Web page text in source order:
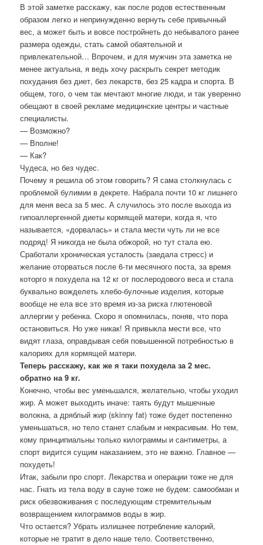
В этой заметке расскажу, как после родов естественным
образом легко и непринужденно вернуть себе привычный
вес, а может быть и вовсе постройнеть до небывалого ранее
размера одежды, стать самой обаятельной и
привлекательной… Впрочем, и для мужчин эта заметка не
менее актуальна, я ведь хочу раскрыть секрет методик
похудания без диет, без лекарств, без 25 кадра и спорта. В
общем, того, о чем так мечтают многие люди, и так уверенно
обещают в своей рекламе медицинские центры и частные
специалисты.
— Возможно?
— Вполне!
— Как?
Чудеса, но без чудес.
Почему я решила об этом говорить? Я сама столкнулась с
проблемой булимии в декрете. Набрала почти 10 кг лишнего
для меня веса за 5 мес. А случилось это после выхода из
гипоаллергенной диеты кормящей матери, когда я, что
называется, «дорвалась» и стала мести чуть ли не все
подряд! Я никогда не была обжорой, но тут стала ею.
Сработали хроническая усталость (заедала стресс) и
желание оторваться после 6-ти месячного поста, за время
которго я похудела на 12 кг от послеродового веса и стала
буквально вожделеть хлебо-булочные изделия, которые
вообще не ела все это время из-за риска глютеновой
аллергии у ребенка. Скоро я опомнилась, поняв, что пора
остановиться. Но уже никак! Я привыкла мести все, что
видят глаза, оправдывая себя повышенной потребностью в
калориях для кормящей матери.
Теперь расскажу, как же я таки похудела за 2 мес.
обратно на 9 кг.
Конечно, чтобы вес уменьшался, желательно, чтобы уходил
жир. А может выходить иначе: таять будут мышечные
волокна, а дряблый жир (skinny fat) тоже будет постепенно
уменьшаться, но тело станет слабым и некрасивым. Но тем,
кому принципиальны только килограммы и сантиметры, а
спорт видится сущим наказанием, это не важно. Главное —
похудеть!
Итак, забыли про спорт. Лекарства и операции тоже не для
нас. Гнать из тела воду в сауне тоже не будем: самообман и
риск обезвоживания с последующим стремительным
возвращением килограммов воды в жир.
Что остается? Убрать излишнее потребление калорий,
которые не тратит в дело наше тело. Соответственно,